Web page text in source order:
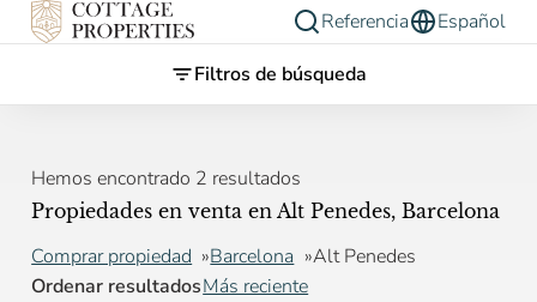
Referencia
Español
Filtros de búsqueda
Hemos encontrado 2 resultados
Propiedades en venta en Alt Penedes, Barcelona
Comprar propiedad Barcelona
Alt Penedes
Ordenar resultadosMás reciente